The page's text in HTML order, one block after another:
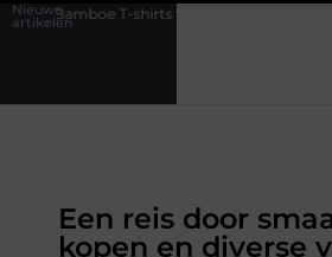
Nieuwe
artikelen
voor heren die koel blijven
Een reis door
kopen en diverse